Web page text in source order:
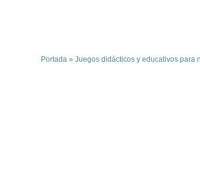
Portada» Juegos didácticos y educativos para